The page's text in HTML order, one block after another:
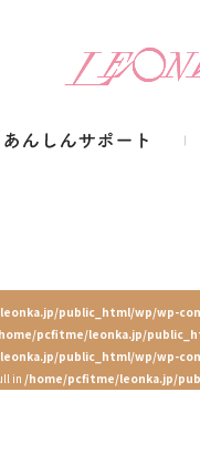
public_html/wp/wp-
pcfitme/leonka.jp/
public_html/wp/wp-
in /home/pcfitme/leonka.jp/